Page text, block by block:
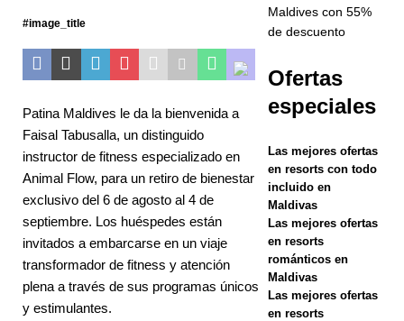
noviembre
Celebre la
Navidad y el
Año Nuevo
en Vakkaru
Maldives
HOTELES Y
#image_title
Patina Maldives le da la bienvenida a
Faisal Tabusalla, un distinguido
instructor de fitness especializado en
Animal Flow, para un retiro de bienestar
exclusivo del 6 de agosto al 4 de
septiembre. Los huéspedes están
invitados a embarcarse en un viaje
transformador de fitness y atención
plena a través de sus programas únicos
y estimulantes.
Maldives con 55%
de descuento
Ofertas
especiales
Las mejores ofertas
en resorts con todo
incluido en
Maldivas
Las mejores ofertas
en resorts
románticos en
Maldivas
Las mejores ofertas
en resorts